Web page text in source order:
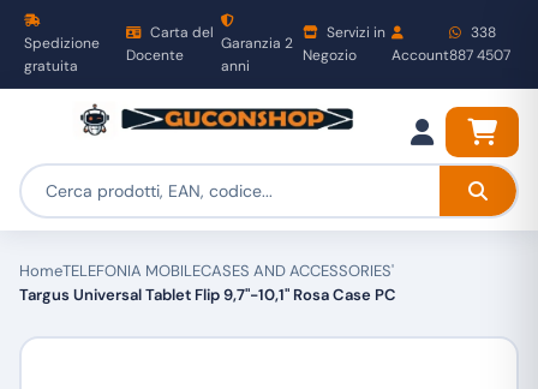
Spedizione
gratuita
Carta del
Docente
Garanzia 2
anni
Servizi in
Negozio
Account
338
887 4507
HomeTELEFONIA MOBILECASES AND ACCESSORIES'
Targus Universal Tablet Flip 9,7"-10,1" Rosa Case PC